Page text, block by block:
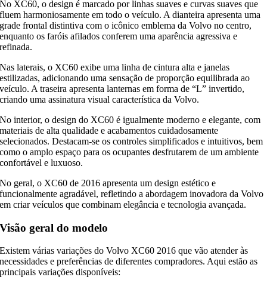
No XC60, o design é marcado por linhas suaves e curvas suaves que
fluem harmoniosamente em todo o veículo. A dianteira apresenta uma
grade frontal distintiva com o icônico emblema da Volvo no centro,
enquanto os faróis afilados conferem uma aparência agressiva e
refinada.
Nas laterais, o XC60 exibe uma linha de cintura alta e janelas
estilizadas, adicionando uma sensação de proporção equilibrada ao
veículo. A traseira apresenta lanternas em forma de “L” invertido,
criando uma assinatura visual característica da Volvo.
No interior, o design do XC60 é igualmente moderno e elegante, com
materiais de alta qualidade e acabamentos cuidadosamente
selecionados. Destacam-se os controles simplificados e intuitivos, bem
como o amplo espaço para os ocupantes desfrutarem de um ambiente
confortável e luxuoso.
No geral, o XC60 de 2016 apresenta um design estético e
funcionalmente agradável, refletindo a abordagem inovadora da Volvo
em criar veículos que combinam elegância e tecnologia avançada.
Visão geral do modelo
Existem várias variações do Volvo XC60 2016 que vão atender às
necessidades e preferências de diferentes compradores. Aqui estão as
principais variações disponíveis: